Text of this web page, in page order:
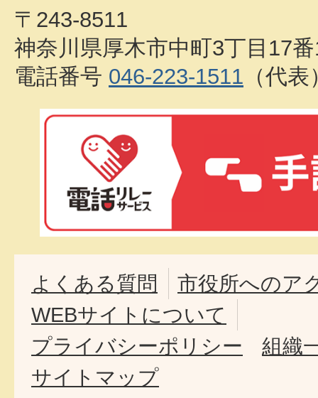
〒243-8511
神奈川県厚木市中町3丁目17
電話番号 046-223-1511 （代表
よくある質問
市役所へのア
WEBサイトについて
プライバシーポリシー
組織
サイトマップ